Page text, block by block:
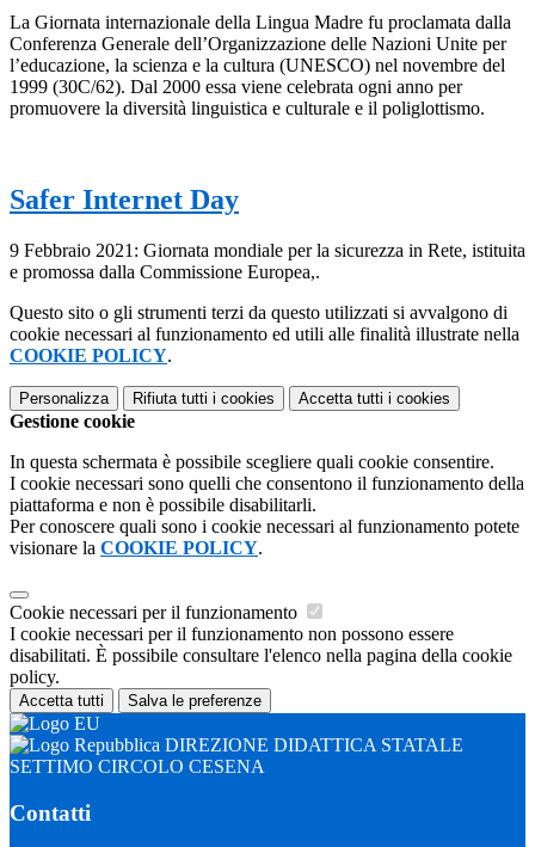
La Giornata internazionale della Lingua Madre fu proclamata dalla
Conferenza Generale dell’Organizzazione delle Nazioni Unite per
l’educazione, la scienza e la cultura (UNESCO) nel novembre del
1999 (30C/62). Dal 2000 essa viene celebrata ogni anno per
promuovere la diversità linguistica e culturale e il poliglottismo.
Safer Internet Day
9 Febbraio 2021: Giornata mondiale per la sicurezza in Rete, istituita
e promossa dalla Commissione Europea,.
Questo sito o gli strumenti terzi da questo utilizzati si avvalgono di
cookie necessari al funzionamento ed utili alle finalità illustrate nella
COOKIE POLICY.
Personalizza Rifiuta tutti i cookies Accetta tutti i cookies
Gestione cookie
In questa schermata è possibile scegliere quali cookie consentire.
I cookie necessari sono quelli che consentono il funzionamento della
piattaforma e non è possibile disabilitarli.
Per conoscere quali sono i cookie necessari al funzionamento potete
visionare la COOKIE POLICY.
Cookie necessari per il funzionamento
I cookie necessari per il funzionamento non possono essere
disabilitati. È possibile consultare l'elenco nella pagina della cookie
policy.
Accetta tutti Salva le preferenze
DIREZIONE DIDATTICA STATALE
SETTIMO CIRCOLO CESENA
Contatti